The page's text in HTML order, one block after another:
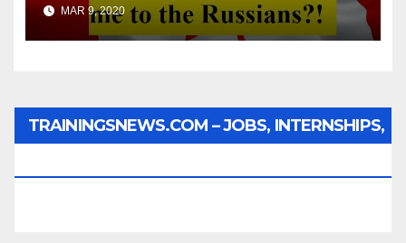
MAR 9, 2020
TRAININGSNEWS.COM – JOBS, INTERNSHIPS,